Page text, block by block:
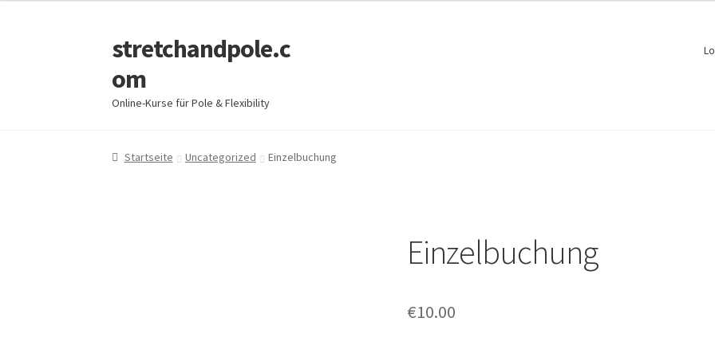
Zur
Navigation
springen
Zum
Inhalt
springen
stretchandpole.c
om
Online-Kurse für Pole & Flexibility
Startseite Uncategorized Einzelbuchung
Einzelbuchung
€10.00